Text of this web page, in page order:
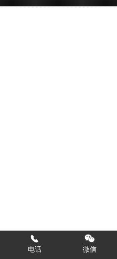
电话 微信